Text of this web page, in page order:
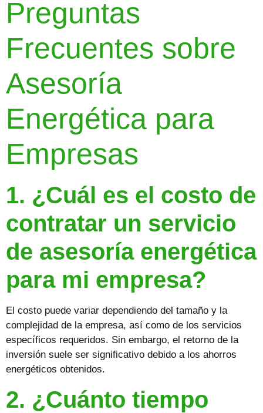
Preguntas
Frecuentes sobre
Asesoría
Energética para
Empresas
1. ¿Cuál es el costo de
contratar un servicio
de asesoría energética
para mi empresa?
El costo puede variar dependiendo del tamaño y la
complejidad de la empresa, así como de los servicios
específicos requeridos. Sin embargo, el retorno de la
inversión suele ser significativo debido a los ahorros
energéticos obtenidos.
2. ¿Cuánto tiempo